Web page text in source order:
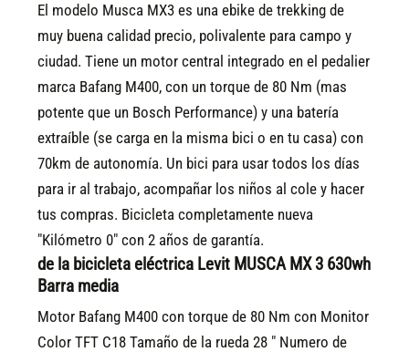
El modelo Musca MX3 es una ebike de trekking de
muy buena calidad precio, polivalente para campo y
ciudad. Tiene un motor central integrado en el pedalier
marca Bafang M400, con un torque de 80 Nm (mas
potente que un Bosch Performance) y una batería
extraíble (se carga en la misma bici o en tu casa) con
70km de autonomía. Un bici para usar todos los días
para ir al trabajo, acompañar los niños al cole y hacer
tus compras. Bicicleta completamente nueva
"Kilómetro 0" con 2 años de garantía.
de la bicicleta eléctrica Levit MUSCA MX 3 630wh
Barra media
Motor Bafang M400 con torque de 80 Nm con Monitor
Color TFT C18 Tamaño de la rueda 28 " Numero de